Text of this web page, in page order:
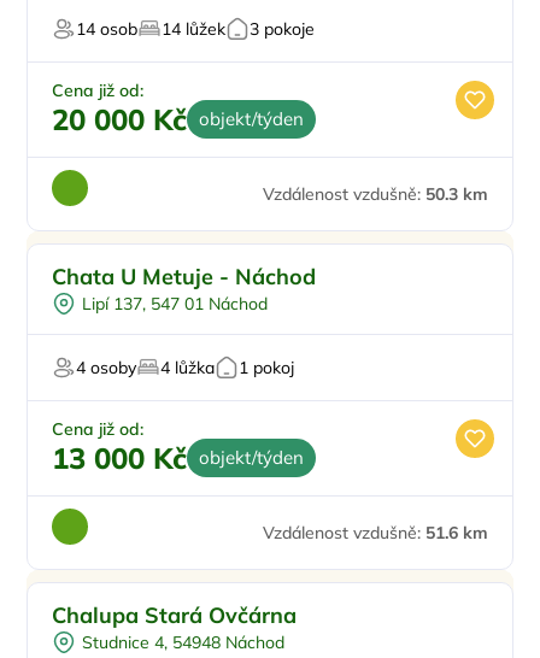
14 osob 14 lůžek 3 pokoje
Cena již od:
20 000 Kč objekt/týden
Vzdálenost vzdušně: 50.3 km
Chata U Metuje - Náchod
Lipí 137, 547 01 Náchod
4 osoby 4 lůžka 1 pokoj
Cena již od:
13 000 Kč objekt/týden
Vzdálenost vzdušně: 51.6 km
Chalupa Stará Ovčárna
Studnice 4, 54948 Náchod